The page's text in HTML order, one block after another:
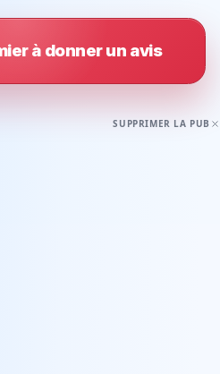
à donner un avis
SUPPRIMER LA PUB